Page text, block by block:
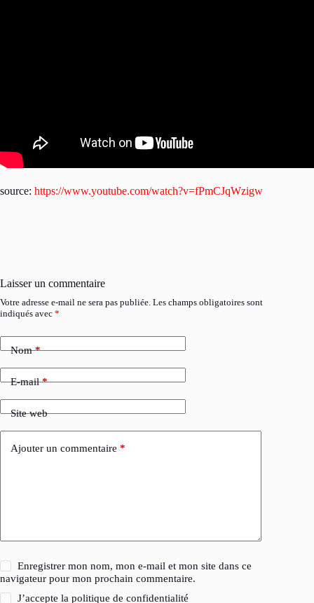
source: https://www.youtube.com/watch?v=fPmCJqWzigw
Laisser un commentaire
Votre adresse e-mail ne sera pas publiée. Les champs obligatoires sont
indiqués avec *
Nom*
E-mail*
Site web
Ajouter un commentaire *
Enregistrer mon nom, mon e-mail et mon site dans ce
navigateur pour mon prochain commentaire.
J’accepte lapolitique de confidentialité